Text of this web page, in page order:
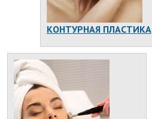
КОНТУРНАЯ ПЛАСТИКА